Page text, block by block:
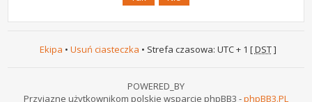
Ekipa • Usuń ciasteczka • Strefa czasowa: UTC + 1 [DST]
POWERED_BY
Przyjazne użytkownikom polskie wsparcie phpBB3 -phpBB3.PL